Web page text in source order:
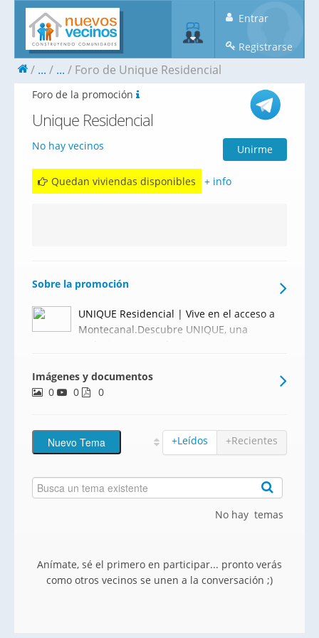
Entrar
Registrarse
... ... Foro de Unique Residencial
Foro de la promoción
Unique Residencial
No hay vecinos Unirme
Quedan viviendas disponibles + info
Sobre la promoción
UNIQUE Residencial | Vive en el acceso a
Montecanal.Descubre UNIQUE, una
superficies interiores desde 120 m² hasta
140 m² útiles, diseñadas para quienes
Imágenes y documentos
0
0 0
+Leídos +Recientes
No hay temas
Anímate, sé el primero en participar... pronto verás
como otros vecinos se unen a la conversación ;)